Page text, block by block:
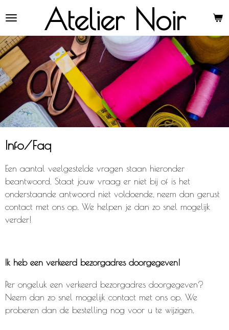
direct
naar
de
hoofdinhoud
Atelier Noir
Info/Faq
Een aantal veelgestelde vragen staan hieronder
beantwoord. Staat jouw vraag er niet bij of is het
onderstaande antwoord niet voldoende, neem dan gerust
contact met ons op. We helpen je dan zo snel mogelijk
verder!
Ik heb een verkeerd bezorgadres doorgegeven!
Per ongeluk een verkeerd bezorgadres doorgegeven?
Neem dan zo snel mogelijk contact met ons op. We
proberen dan de bestelling nog voor u te wijzigen.